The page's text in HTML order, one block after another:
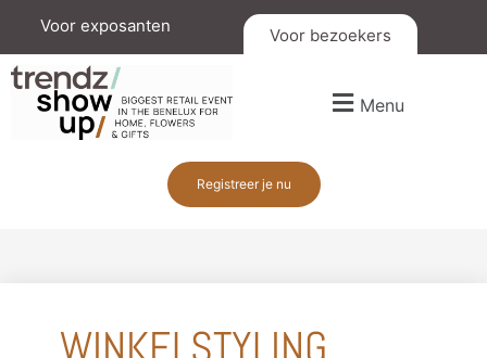
Voor exposanten Voor bezoekers
Menu
Registreer je nu